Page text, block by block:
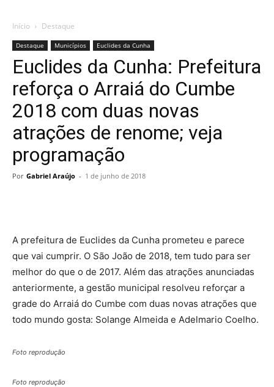
Início Destaque
Destaque Municípios Euclides da Cunha
Euclides da Cunha: Prefeitura
reforça o Arraiá do Cumbe
2018 com duas novas
atrações de renome; veja
programação
Por Gabriel Araújo - 1 de junho de 2018
A prefeitura de Euclides da Cunha prometeu e parece
que vai cumprir. O São João de 2018, tem tudo para ser
melhor do que o de 2017. Além das atrações anunciadas
anteriormente, a gestão municipal resolveu reforçar a
grade do Arraiá do Cumbe com duas novas atrações que
todo mundo gosta: Solange Almeida e Adelmario Coelho.
Foto reprodução
Foto reprodução